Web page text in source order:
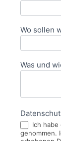
Wo sollen
Was und
Ich
genommen.